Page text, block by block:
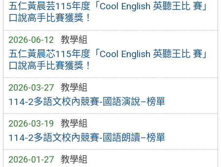
五仁黃晨芸115年度「Cool English 英聽王比 賽」
口說高手比賽獲獎！
2026-06-12 教學組
五仁黃晨芯115年度「Cool English 英聽王比 賽」
口說高手比賽獲獎！
2026-03-27 教學組
114-2多語文校內競賽-國語演說–榜單
2026-03-19 教學組
114-2多語文校內競賽-國語朗讀–榜單
2026-01-27 教學組